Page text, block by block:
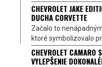
CHEVROLET JAKE
DUCHA CORVETTE
Začalo to
ktoré symbolizovalo
CHEVROLET CAMARO
VYLEPŠENIE